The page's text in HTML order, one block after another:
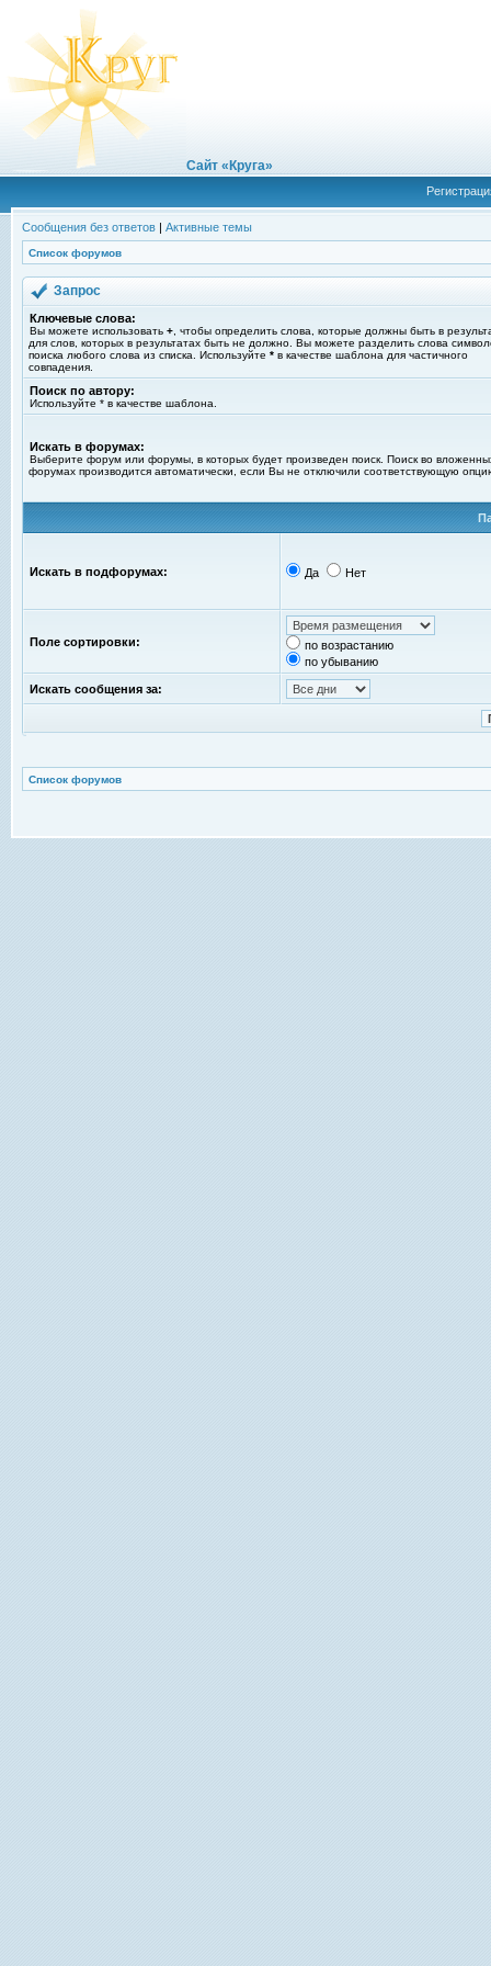
Сайт «Круга»
Сообщения без ответов | Активные темы
Список форумов
Запрос
Ключевые слова:
Вы можете использовать + , чтобы определить слова, которые должны быть в
для слов, которых в результатах быть не должно. Вы можете разделить слова
поиска любого слова из списка. Используйте * в качестве шаблона для частичного
совпадения.
Поиск по автору:
Используйте * в качестве шаблона.
Искать в форумах:
Выберите форум или форумы, в которых будет произведен поиск. Поиск во
форумах производится автоматически, если Вы не отключили соответствующую
Искать в подфорумах: Да Нет
Поле сортировки:
по возрастанию
по убыванию
Искать сообщения за:
Список форумов